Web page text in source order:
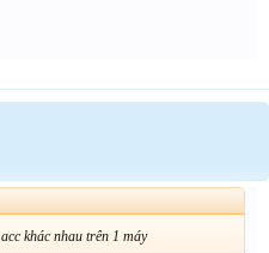
khác nhau trên 1 máy